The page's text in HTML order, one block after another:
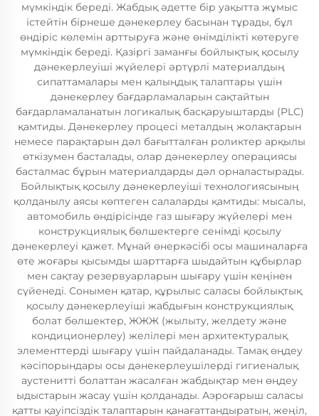
мүмкіндік береді. Жабдық әдетте бір уақытта жұмыс
істейтін бірнеше дәнекерлеу басынан тұрады, бұл
өндіріс көлемін арттыруға және өнімділікті көтеруге
мүмкіндік береді. Қазіргі заманғы бойлықтық қосылу
дәнекерлеуіші жүйелері әртүрлі материалдың
сипаттамалары мен қалыңдық талаптары үшін
дәнекерлеу бағдарламаларын сақтайтын
бағдарламаланатын логикалық басқаруыштарды (PLC)
қамтиды. Дәнекерлеу процесі металдың жолақтарын
немесе парақтарын дәл бағытталған роликтер арқылы
өткізумен басталады, олар дәнекерлеу операциясы
басталмас бұрын материалдарды дәл орналастырады.
Бойлықтық қосылу дәнекерлеуіші технологиясының
қолданылу аясы көптеген салаларды қамтиды: мысалы,
автомобиль өндірісінде газ шығару жүйелері мен
конструкциялық бөлшектерге сенімді қосылу
дәнекерлеуі қажет. Мұнай өнеркәсібі осы машиналарға
өте жоғары қысымды шарттарға шыдайтын құбырлар
мен сақтау резервуарларын шығару үшін кеңінен
сүйенеді. Сонымен қатар, құрылыс саласы бойлықтық
қосылу дәнекерлеуіші жабдығын конструкциялық
болат бөлшектер, ЖЖЖ (жылыту, желдету және
кондиционерлеу) желілері мен архитектуралық
элементтерді шығару үшін пайдаланады. Тамақ өңдеу
кәсіпорындары осы дәнекерлеушілерді гигиеналық
аустенитті болаттан жасалған жабдықтар мен өңдеу
ыдыстарын жасау үшін қолданады. Аэроғарыш саласы
қатты қауіпсіздік талаптарын қанағаттандыратын, жеңіл,